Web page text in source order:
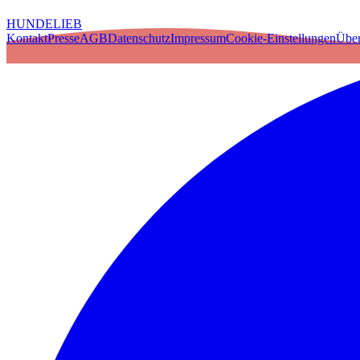
HUNDELIEB
KontaktPresseAGBDatenschutzImpressumCookie-Einstellungen